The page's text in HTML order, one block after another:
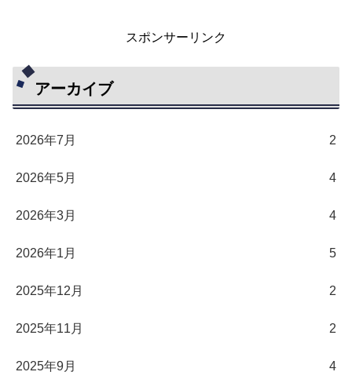
スポンサーリンク
アーカイブ
2026年7月 2
2026年5月 4
2026年3月 4
2026年1月 5
2025年12月 2
2025年11月 2
2025年9月 4